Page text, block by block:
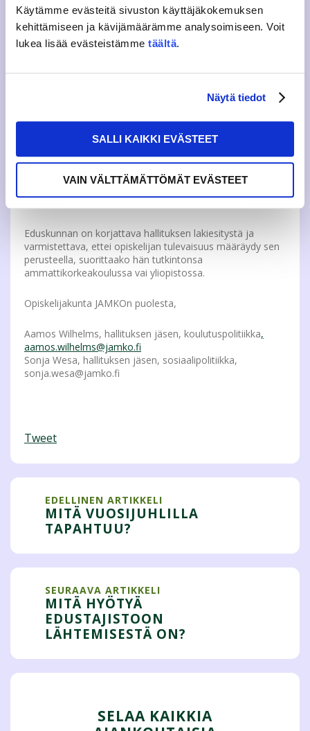
Käytämme evästeitä sivuston käyttäjäkokemuksen
kehittämiseen ja kävijämäärämme analysoimiseen. Voit
lukea lisää evästeistämme täältä.
Näytä tiedot
SALLI KAIKKI EVÄSTEET
VAIN VÄLTTÄMÄTTÖMÄT EVÄSTEET
Ammattikorkeakoulut tuottavat käytännön osaajia, joita
suomalainen työelämä tarvitsee. Näitä tulevaisuuden
osaajia tarvitaan myös ulkomailta – lisäämättä uusia
ammattikorkeakoulussa koulutetulla henkilöllä on jo
menettäminen – tai poistaminen – ulkomaille ei palvele
Vaatimus vuosituloista sekä neljän vuoden
määräaikaisesta oleskeluluvasta tulee heikentämään
osaajien saantia työmarkkinoille ja lisäämään
kansainvälisten opiskelijoiden epävarmuutta arjessaan.
Suomen etua.
Eduskunnan on korjattava hallituksen lakiesitystä ja
varmistettava, ettei opiskelijan tulevaisuus määräydy sen
perusteella, suorittaako hän tutkintonsa
ammattikorkeakoulussa vai yliopistossa.
Opiskelijakunta JAMKOn puolesta,
Aamos Wilhelms, hallituksen jäsen, koulutuspolitiikka,
aamos.wilhelms@jamko.fi
Sonja Wesa, hallituksen jäsen, sosiaalipolitiikka,
sonja.wesa@jamko.fi
Tweet
EDELLINEN ARTIKKELI
MITÄ VUOSIJUHLILLA
TAPAHTUU?
SEURAAVA ARTIKKELI
MITÄ HYÖTYÄ
EDUSTAJISTOON
LÄHTEMISESTÄ ON?
SELAA KAIKKIA